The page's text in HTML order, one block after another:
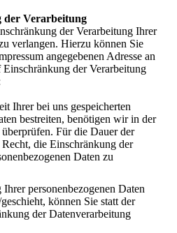
der Verarbeitung
der Verarbeitung Ihrer
verlangen. Hierzu können Sie
angegebenen Adresse an
der Verarbeitung
Ihrer bei uns gespeicherten
bestreiten, benötigen wir in der
Für die Dauer der
die Einschränkung der
Daten zu
personenbezogenen Daten
können Sie statt der
der Datenverarbeitung